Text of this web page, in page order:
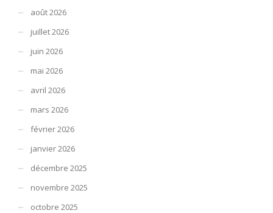
août 2026
juillet 2026
juin 2026
mai 2026
avril 2026
mars 2026
février 2026
janvier 2026
décembre 2025
novembre 2025
octobre 2025